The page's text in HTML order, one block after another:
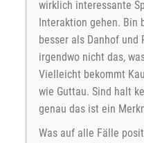
wirklich interessante
Interaktion gehen. Bin
besser als Danhof
irgendwo nicht das,
Vielleicht bekommt
wie Guttau. Sind halt
genau das ist ein
Was auf alle Fälle